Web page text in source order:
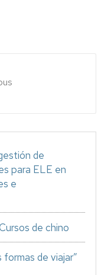
de
para ELE en
e
de chino
de viajar”